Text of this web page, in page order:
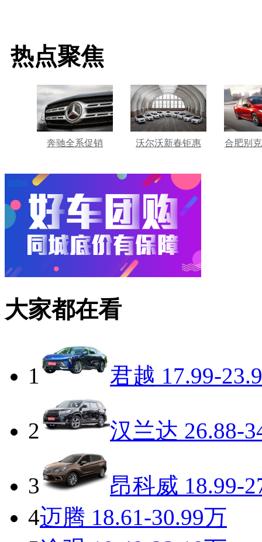
热点聚焦
奔驰全系促销 沃尔沃新春钜惠 合肥别
大家都在看
1 君越 17.99-
2 汉兰达 26.88-
3 昂科威 18.99-
4迈腾 18.61-30.99万